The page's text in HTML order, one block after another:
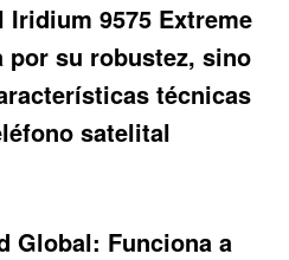
Iridium 9575 Extreme
por su robustez, sino
técnicas
satelital
Global: Funciona a